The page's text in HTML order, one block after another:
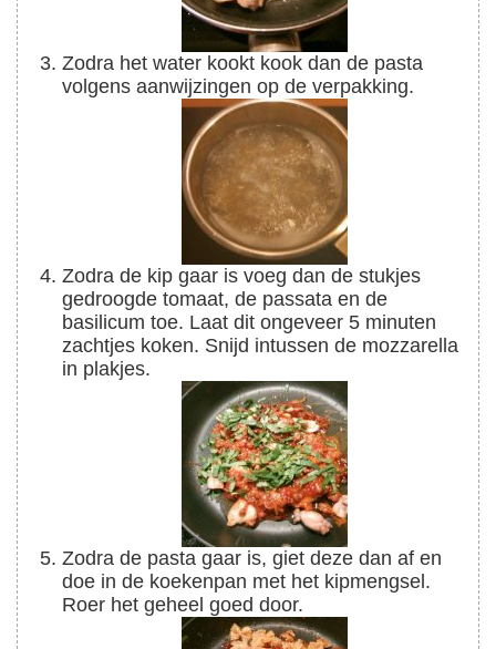
Zodra het water kookt kook dan de pasta
volgens aanwijzingen op de verpakking.
Zodra de kip gaar is voeg dan de stukjes
gedroogde tomaat, de passata en de
basilicum toe. Laat dit ongeveer 5 minuten
zachtjes koken. Snijd intussen de mozzarella
in plakjes.
Zodra de pasta gaar is, giet deze dan af en
doe in de koekenpan met het kipmengsel.
Roer het geheel goed door.